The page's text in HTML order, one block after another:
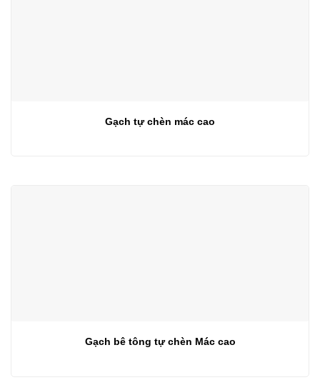
Gạch tự chèn mác cao
Gạch bê tông tự chèn Mác cao